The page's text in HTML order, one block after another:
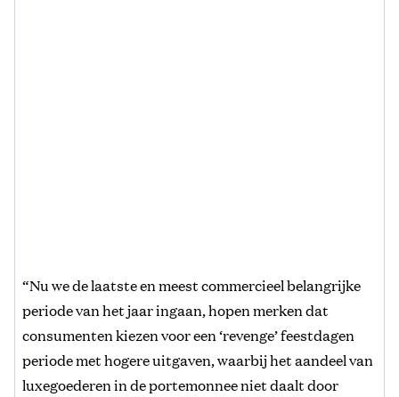
“Nu we de laatste en meest commercieel belangrijke
periode van het jaar ingaan, hopen merken dat
consumenten kiezen voor een ‘revenge’ feestdagen
periode met hogere uitgaven, waarbij het aandeel van
luxegoederen in de portemonnee niet daalt door